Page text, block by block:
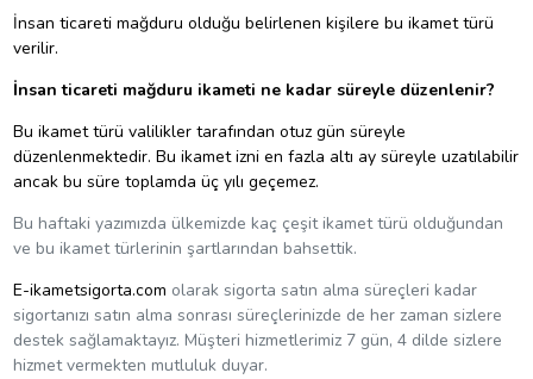
İnsan ticareti mağduru olduğu belirlenen kişilere bu ikamet türü
verilir.
İnsan ticareti mağduru ikameti ne kadar süreyle düzenlenir?
Bu ikamet türü valilikler tarafından otuz gün süreyle
düzenlenmektedir. Bu ikamet izni en fazla altı ay süreyle uzatılabilir
ancak bu süre toplamda üç yılı geçemez.
Bu haftaki yazımızda ülkemizde kaç çeşit ikamet türü olduğundan
ve bu ikamet türlerinin şartlarından bahsettik.
E-ikametsigorta.com olarak sigorta satın alma süreçleri kadar
sigortanızı satın alma sonrası süreçlerinizde de her zaman sizlere
destek sağlamaktayız. Müşteri hizmetlerimiz 7 gün, 4 dilde sizlere
hizmet vermekten mutluluk duyar.